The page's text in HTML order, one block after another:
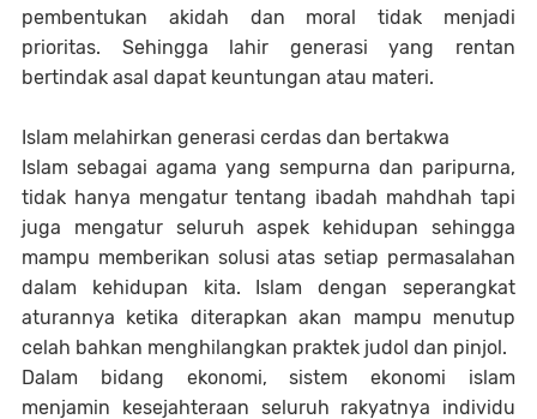
pembentukan akidah dan moral tidak menjadi
prioritas. Sehingga lahir generasi yang rentan
bertindak asal dapat keuntungan atau materi.
Islam melahirkan generasi cerdas dan bertakwa
Islam sebagai agama yang sempurna dan paripurna,
tidak hanya mengatur tentang ibadah mahdhah tapi
juga mengatur seluruh aspek kehidupan sehingga
mampu memberikan solusi atas setiap permasalahan
dalam kehidupan kita. Islam dengan seperangkat
aturannya ketika diterapkan akan mampu menutup
celah bahkan menghilangkan praktek judol dan pinjol.
Dalam bidang ekonomi, sistem ekonomi islam
menjamin kesejahteraan seluruh rakyatnya individu